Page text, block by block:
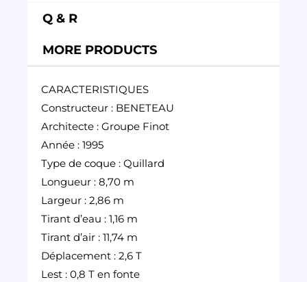
Q & R
MORE PRODUCTS
CARACTERISTIQUES
Constructeur : BENETEAU
Architecte : Groupe Finot
Année : 1995
Type de coque : Quillard
Longueur : 8,70 m
Largeur : 2,86 m
Tirant d’eau : 1,16 m
Tirant d’air : 11,74 m
Déplacement : 2,6 T
Lest : 0,8 T en fonte